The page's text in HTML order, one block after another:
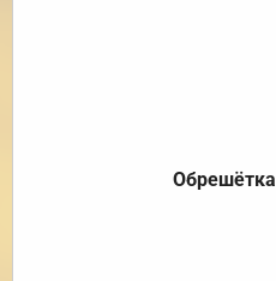
Обрешётка